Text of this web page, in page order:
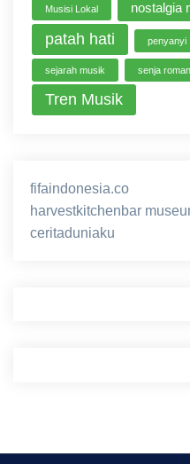
Musisi Lokal nostalgia
patah hati penyanyi
sejarah musik senja
Tren Musik
fifaindonesia.co
harvestkitchenbar
ceritaduniaku